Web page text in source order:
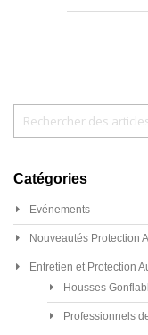
Catégories
Evénements
Nouveautés Protection
Entretien et Protection
Housses
Professionnels